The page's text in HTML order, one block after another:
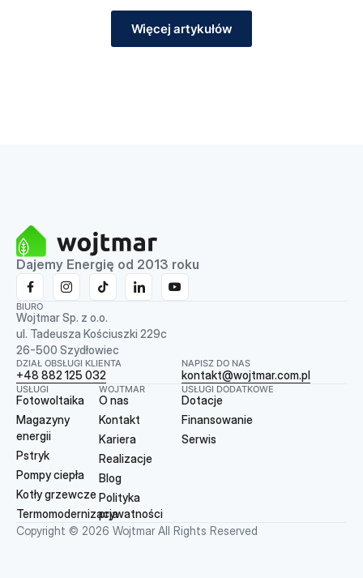
Więcej artykułów
Dajemy Energię od 2013 roku
BIURO
Wojtmar Sp. z o.o.
ul. Tadeusza Kościuszki 229c
26-500 Szydłowiec
DZIAŁ OBSŁUGI KLIENTA
+48 882 125 032
NAPISZ DO NAS
kontakt@wojtmar.com.pl
USŁUGI
Fotowoltaika
Magazyny
energii
Pstryk
Pompy ciepła
Kotły grzewcze
Termomodernizacja
WOJTMAR
O nas
Kontakt
Kariera
Realizacje
Blog
Polityka
prywatności
USŁUGI DODATKOWE
Dotacje
Finansowanie
Serwis
Copyright © 2026 Wojtmar All Rights Reserved